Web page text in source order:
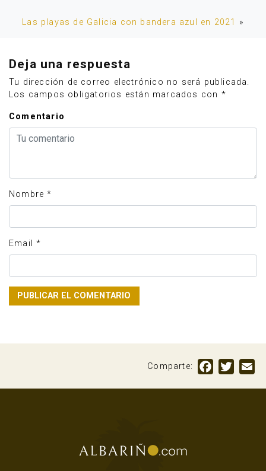
Las playas de Galicia con bandera azul en 2021 »
Deja una respuesta
Tu dirección de correo electrónico no será publicada.
Los campos obligatorios están marcados con *
Comentario
Nombre *
Email *
Comparte: Facebook